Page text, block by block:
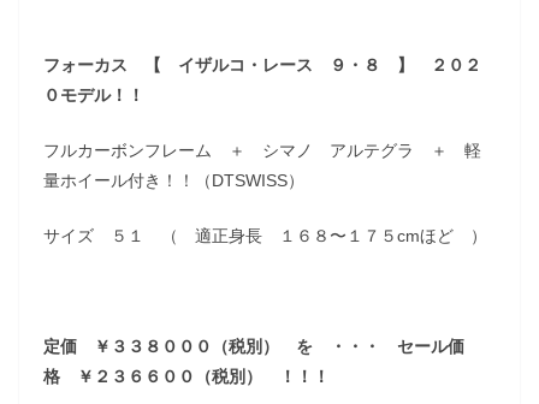
フォーカス 【 イザルコ・レース ９・８ 】 ２０２
０モデル！！
フルカーボンフレーム ＋ シマノ アルテグラ ＋ 軽
量ホイール付き！！（DTSWISS）
サイズ ５１ （ 適正身長 １６８〜１７５cmほど ）
定価 ￥３３８０００（税別） を ・・・ セール価
格 ￥２３６６００（税別） ！！！